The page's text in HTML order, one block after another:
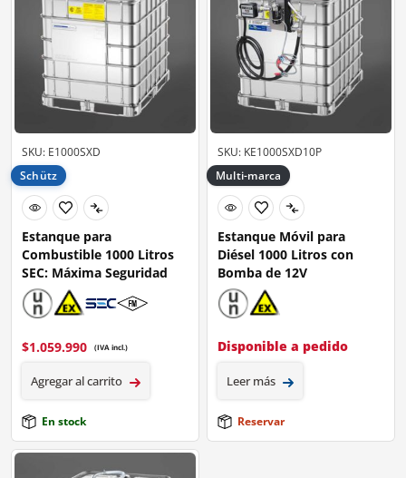
SKU: E1000SXD
Schütz
Estanque para
Combustible 1000 Litros
SEC: Máxima Seguridad
$1.059.990 (IVA incl.)
Agregar al carrito
En stock
SKU: KE1000SXD10P
Multi-marca
Estanque Móvil para
Diésel 1000 Litros con
Bomba de 12V
Disponible a pedido
Leer más
Reservar